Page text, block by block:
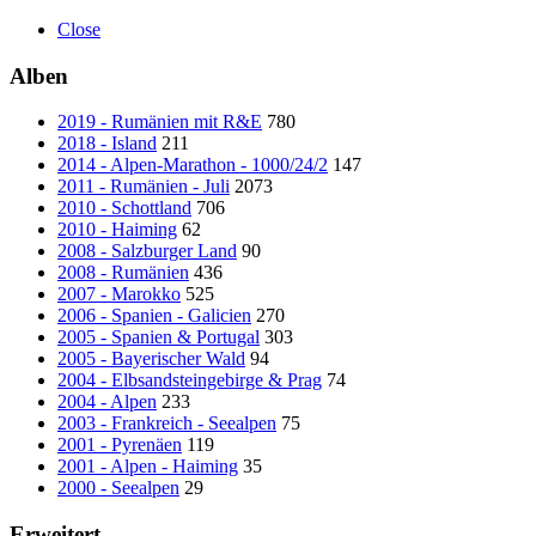
Close
Alben
2019 - Rumänien mit R&E 780
2018 - Island 211
2014 - Alpen-Marathon - 1000/24/2 147
2011 - Rumänien - Juli 2073
2010 - Schottland 706
2010 - Haiming 62
2008 - Salzburger Land 90
2008 - Rumänien 436
2007 - Marokko 525
2006 - Spanien - Galicien 270
2005 - Spanien & Portugal 303
2005 - Bayerischer Wald 94
2004 - Elbsandsteingebirge & Prag 74
2004 - Alpen 233
2003 - Frankreich - Seealpen 75
2001 - Pyrenäen 119
2001 - Alpen - Haiming 35
2000 - Seealpen 29